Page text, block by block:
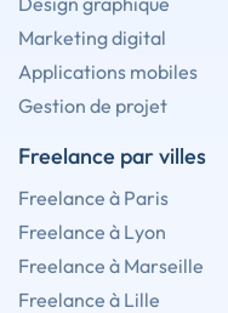
Marketing digital
Applications mobiles
Gestion de projet
Freelance par villes
Freelance à Paris
Freelance à Lyon
Freelance à Marseille
Freelance à Lille